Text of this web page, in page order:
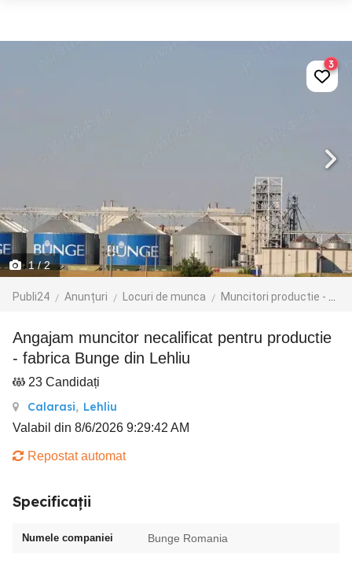
1/ 2
Publi24 Anunțuri Locuri de munca Muncitori productie - depozit - logistica
3
Angajam muncitor necalificat pentru productie
- fabrica Bunge din Lehliu
23 Candidați
Calarasi, Lehliu
Valabil din 8/6/2026 9:29:42 AM
Repostat automat
Specificații
Numele companiei Bunge Romania